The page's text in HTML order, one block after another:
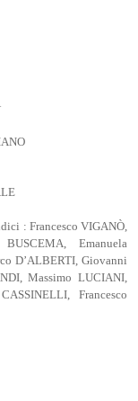
: Francesco VIGANÒ,
Emanuela
D’ALBERTI, Giovanni
Massimo LUCIANI,
Francesco